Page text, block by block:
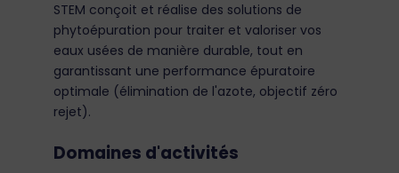
STEM conçoit et réalise des solutions de
phytoépuration pour traiter et valoriser vos
eaux usées de manière durable, tout en
garantissant une performance épuratoire
optimale (élimination de l'azote, objectif zéro
rejet).
Domaines d'activités